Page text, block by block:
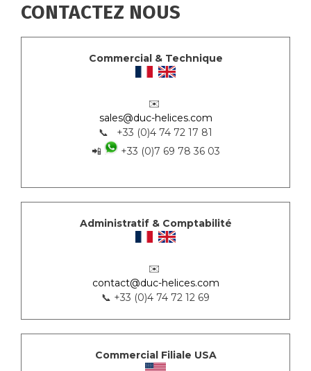
CONTACTEZ NOUS
Commercial & Technique
✉️
sales@duc-helices.com
📞 +33 (0)4 74 72 17 81
📲
+33 (0)7 69 78 36 03
Administratif & Comptabilité
✉️
contact@duc-helices.com
📞 +33 (0)4 74 72 12 69
Commercial Filiale USA